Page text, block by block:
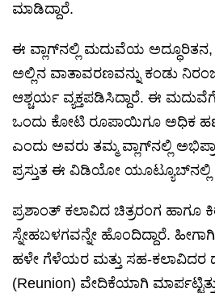
ಮಾಡಿದ್ದಾರೆ.
ಈ ವ್ಲಾಗ್‌ನಲ್ಲಿ ಮದುವೆಯ
ಅಲ್ಲಿನ ವಾತಾವರಣವನ್ನು ಕಂಡು
ಆಶ್ಚರ್ಯ ವ್ಯಕ್ತಪಡಿಸಿದ್ದಾರೆ. ಈ
ಒಂದು ಕೋಟಿ ರೂಪಾಯಿಗೂ ಅಧಿಕ
ಎಂದು ಅವರು ತಮ್ಮ ವ್ಲಾಗ್‌ನಲ್ಲಿ
ಪ್ರಸ್ತುತ ಈ ವಿಡಿಯೋ
ಪ್ರಶಾಂತ್ ಕಲಾವಿದ ಚಿತ್ರರಂಗ ಹಾಗೂ
ಸ್ನೇಹಬಳಗವನ್ನೇ ಹೊಂದಿದ್ದಾರೆ.
ಹಳೇ ಗೆಳೆಯರ ಮತ್ತು ಸಹ-ಕಲಾವಿದರ
(Reunion) ವೇದಿಕೆಯಾಗಿ